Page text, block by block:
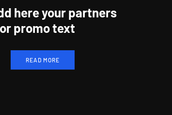
here your partners
promo text
READ MORE